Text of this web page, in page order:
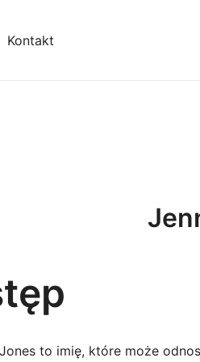
Kontakt
to imię, które może